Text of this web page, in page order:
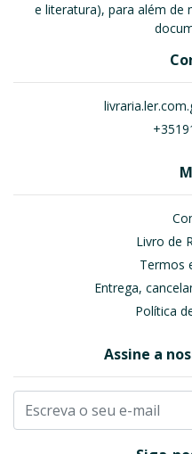
e literatura), para além de
Livro de
Termos
Entrega,
Política
Assine a